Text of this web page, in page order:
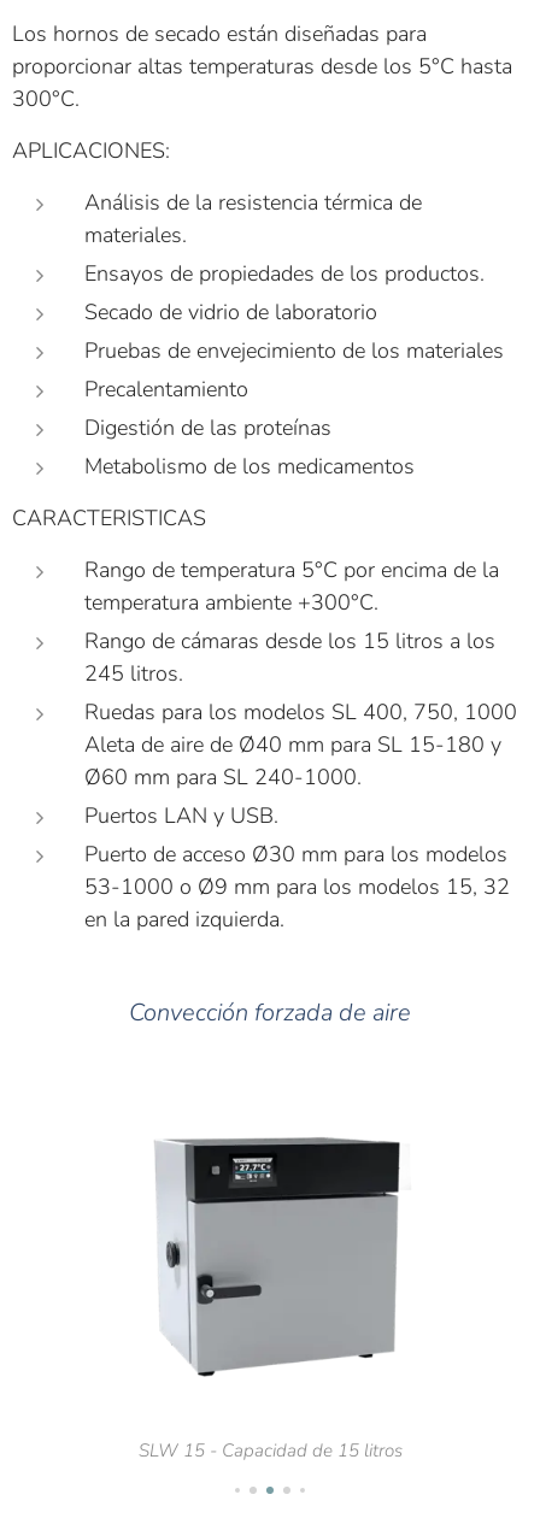
Los hornos de secado están diseñadas para
proporcionar altas temperaturas desde los 5°C hasta
300°C.
APLICACIONES:
Análisis de la resistencia térmica de
materiales.
Ensayos de propiedades de los productos.
Secado de vidrio de laboratorio
Pruebas de envejecimiento de los materiales
Precalentamiento
Digestión de las proteínas
Metabolismo de los medicamentos
CARACTERISTICAS
Rango de temperatura 5°C por encima de la
temperatura ambiente +300°C.
Rango de cámaras desde los 15 litros a los
245 litros.
Ruedas para los modelos SL 400, 750, 1000
Aleta de aire de Ø40 mm para SL 15-180 y
Ø60 mm para SL 240-1000.
Puertos LAN y USB.
Puerto de acceso Ø30 mm para los modelos
53-1000 o Ø9 mm para los modelos 15, 32
en la pared izquierda.
Convección forzada de aire
SLW 15 - Capacidad de 15 litros